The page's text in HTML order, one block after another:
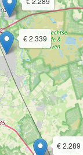
€ 2.289
€ 2.339